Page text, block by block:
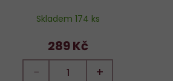
Skladem 174 ks
289 Kč
− +